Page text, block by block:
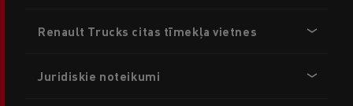
Renault Trucks citas tīmekļa vietnes
Juridiskie noteikumi